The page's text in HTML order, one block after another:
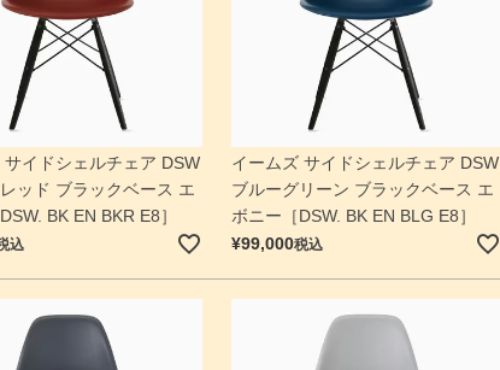
サイドシェルチェア DSW
ッド ブラックベース エ
BK EN BKR E8］
込
イームズ サイドシェルチェア DSW
ブルーグリーン ブラックベース エ
ボニー［DSW. BK EN BLG E8］
¥99,000税込